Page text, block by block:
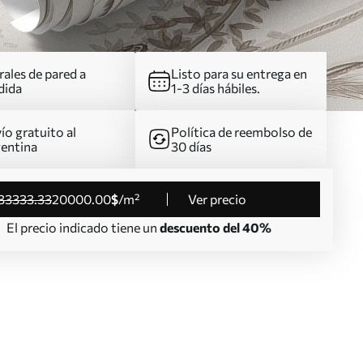
de pared a
Listo para su entrega en
1-3 días hábiles.
gratuito al
Política de reembolso de
30 días
.3320000.00$/m²
Ver precio
El precio indicado tiene un descuento del 40%